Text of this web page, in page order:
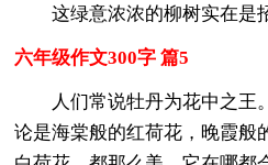
这绿意浓浓的柳树实在是
六年级作文300字 篇5
人们常说牡丹为花中之王
论是海棠般的红荷花，晚霞般